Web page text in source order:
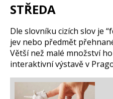
STŘEDA
Dle slovníku cizích slov je
jev nebo předmět
Větší než malé množství
interaktivní výstavě v